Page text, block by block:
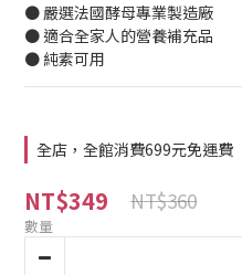
● 嚴選法國酵母專業製造廠
● 適合全家人的營養補充品
● 純素可用
全店，全館消費699元免運費
NT$349 NT$360
數量